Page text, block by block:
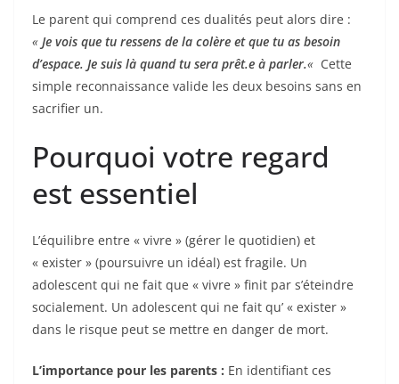
Le parent qui comprend ces dualités peut alors dire :
« Je vois que tu ressens de la colère et que tu as besoin
d’espace. Je suis là quand tu sera prêt.e à parler.« Cette
simple reconnaissance valide les deux besoins sans en
sacrifier un.
Pourquoi votre regard
est essentiel
L’équilibre entre « vivre » (gérer le quotidien) et
« exister » (poursuivre un idéal) est fragile. Un
adolescent qui ne fait que « vivre » finit par s’éteindre
socialement. Un adolescent qui ne fait qu’ « exister »
dans le risque peut se mettre en danger de mort.
L’importance pour les parents : En identifiant ces